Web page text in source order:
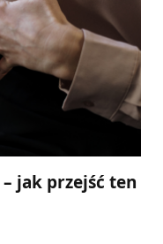
jak przejść ten